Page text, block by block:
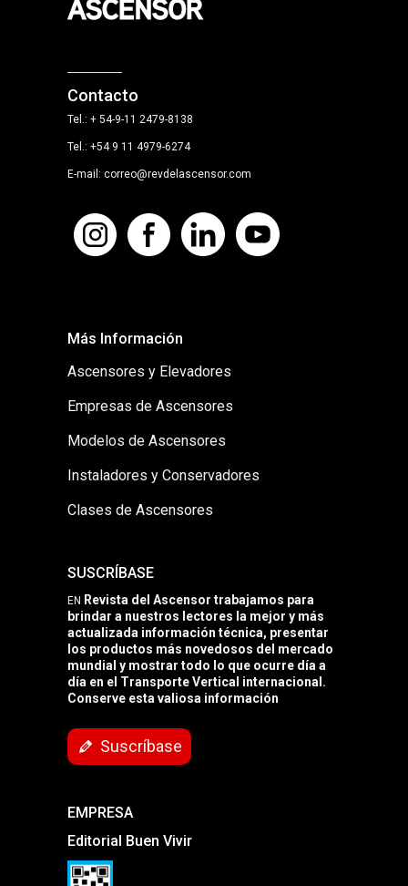
Contacto
Tel.: + 54-9-11 2479-8138
Tel.: +54 9 11 4979-6274
E-mail: correo@revdelascensor.com
Más Información
Ascensores y Elevadores
Empresas de Ascensores
Modelos de Ascensores
Instaladores y Conservadores
Clases de Ascensores
SUSCRÍBASE
EN Revista del Ascensor trabajamos para
brindar a nuestros lectores la mejor y más
actualizada información técnica, presentar
los productos más novedosos del mercado
mundial y mostrar todo lo que ocurre día a
día en el Transporte Vertical internacional.
Conserve esta valiosa información
Suscríbase
EMPRESA
Editorial Buen Vivir